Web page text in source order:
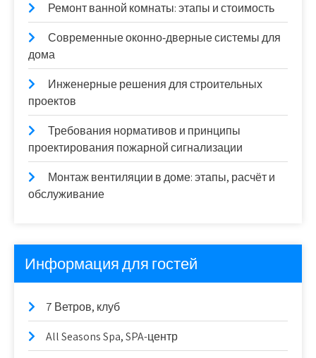
Ремонт ванной комнаты: этапы и стоимость
Современные оконно‑дверные системы для
дома
Инженерные решения для строительных
проектов
Требования нормативов и принципы
проектирования пожарной сигнализации
Монтаж вентиляции в доме: этапы, расчёт и
обслуживание
Информация для гостей
7 Ветров, клуб
All Seasons Spa, SPA-центр